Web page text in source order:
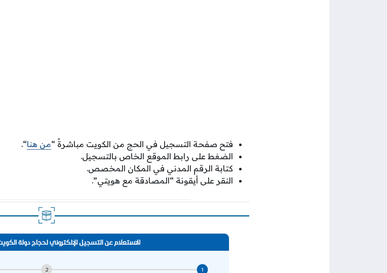
فتح صفحة التسجيل في الحج من الكويت مباشرةً “من هنا“.
الضغط على رابط الموقع الخاص بالتسجيل.
كتابة الرقم المدني في المكان المخصص.
النقر على أيقونة “المصادقة مع هويتي”.